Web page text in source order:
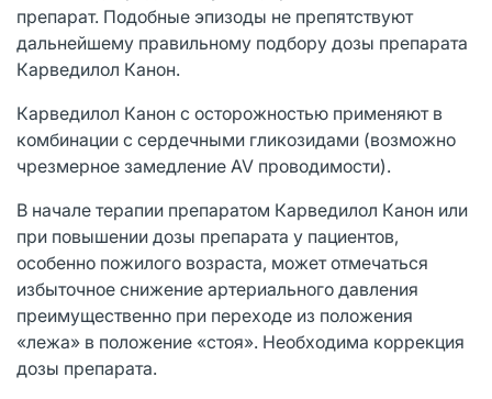
препарат. Подобные эпизоды не препятствуют
дальнейшему правильному подбору дозы препарата
Карведилол Канон.
Карведилол Канон с осторожностью применяют в
комбинации с сердечными гликозидами (возможно
чрезмерное замедление AV проводимости).
В начале терапии препаратом Карведилол Канон или
при повышении дозы препарата у пациентов,
особенно пожилого возраста, может отмечаться
избыточное снижение артериального давления
преимущественно при переходе из положения
«лежа» в положение «стоя». Необходима коррекция
дозы препарата.